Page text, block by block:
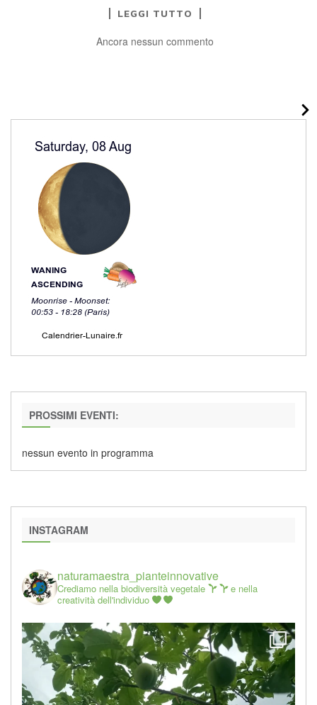
LEGGI TUTTO
Ancora nessun commento
PROSSIMI EVENTI:
nessun evento in programma
INSTAGRAM
naturamaestra_pianteinnovative
Crediamo nella biodiversità vegetale
e nella
creatività dell'individuo